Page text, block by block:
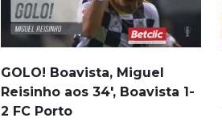
MLS
Brasileirão
Mundial 2026
GOLO! Boavista, Miguel
Reisinho aos 34', Boavista 1-
2 FC Porto